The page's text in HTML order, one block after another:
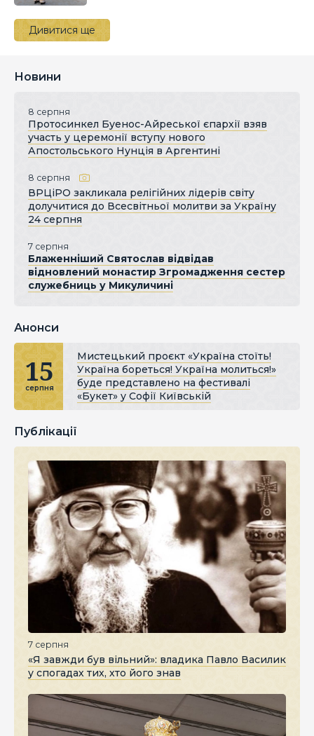
Дивитися ще
Новини
8 серпня
Протосинкел Буенос-Айреської єпархії взяв
участь у церемонії вступу нового
Апостольського Нунція в Аргентині
8 серпня
ВРЦіРО закликала релігійних лідерів світу
долучитися до Всесвітньої молитви за Україну
24 серпня
7 серпня
Блаженніший Святослав відвідав
відновлений монастир Згромадження сестер
служебниць у Микуличині
Анонси
15
серпня
Мистецький проєкт «Україна стоїть!
Україна бореться! Україна молиться!»
буде представлено на фестивалі
«Букет» у Софії Київській
Публікації
7 серпня
«Я завжди був вільний»: владика Павло Василик
у спогадах тих, хто його знав